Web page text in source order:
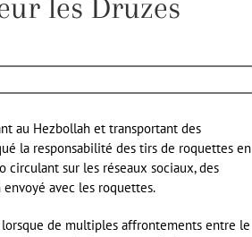
les Druzes
au Hezbollah et transportant des
la responsabilité des tirs de roquettes en
circulant sur les réseaux sociaux, des
avec les roquettes.
de multiples affrontements entre le